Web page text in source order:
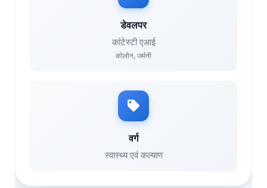
डेवलपर
कांटेस्टी एआई
कोलोन, जर्मनी
वर्ग
स्वास्थ्य एवं कल्याण